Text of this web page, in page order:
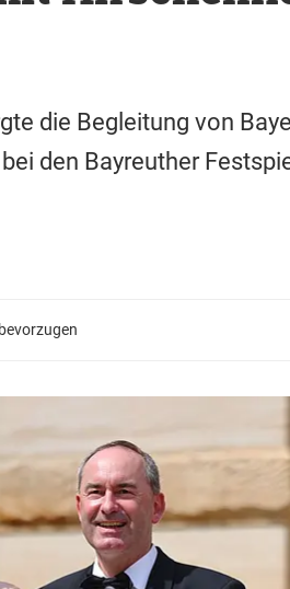
die Begleitung von
den Bayreuther